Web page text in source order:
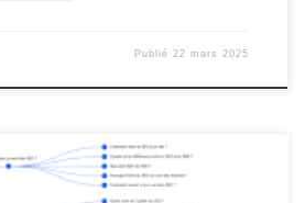
Publié 22 mars 2025